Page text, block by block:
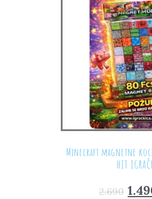
Minecraft magnetne
HIT
2.690